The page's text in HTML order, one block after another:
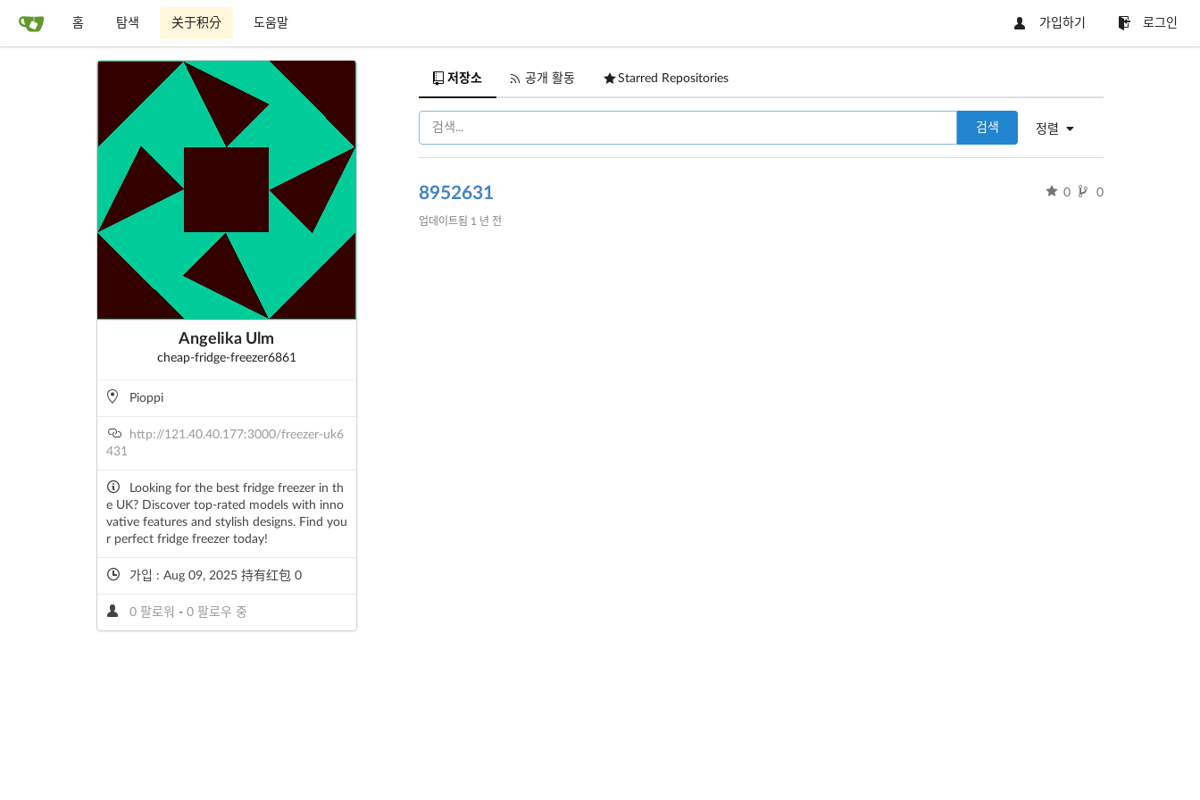
홈 탐색 关于积分 도움말 가입하기 로그인
Angelika Ulm
cheap-fridge-freezer6861
Pioppi
http://121.40.40.177:3000/freezer-uk6
431
Looking for the best fridge freezer in th
e UK? Discover top-rated models with inno
vative features and stylish designs. Find you
r perfect fridge freezer today!
가입 : Aug 09, 2025 持有红包 0
0 팔로워 - 0 팔로우 중
저장소 공개 활동 Starred Repositories
정렬
검색
8952631 0 0
업데이트됨 1 년 전